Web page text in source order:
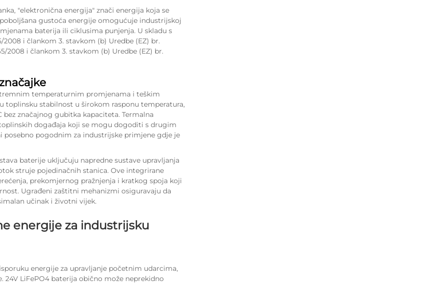
"elektronična energija" znači energija koja se
gustoća energije omogućuje industrijskoj
baterija ili ciklusima punjenja. U skladu s
i člankom 3. stavkom (b) Uredbe (EZ) br.
2008 i člankom 3. stavkom (b) Uredbe (EZ) br.
temperaturnim promjenama i teškim
toplinsku stabilnost u širokom rasponu temperatura,
značajnog gubitka kapaciteta. Termalna
događaja koji se mogu dogoditi s drugim
pogodnim za industrijske primjene gdje je
baterije uključuju napredne sustave upravljanja
struje pojedinačnih stanica. Ove integrirane
prekomjernog pražnjenja i kratkog spoja koji
Ugrađeni zaštitni mehanizmi osiguravaju da
učinak i životni vijek.
energije za industrijsku
energije za upravljanje početnim udarcima,
LiFePO4 baterija obično može neprekidno